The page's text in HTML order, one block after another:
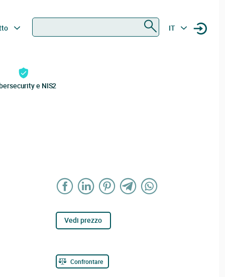
IT
e NIS2
Vedi prezzo
Confrontare